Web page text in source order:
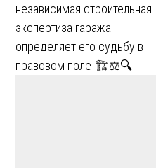
независимая строительная
экспертиза гаража
определяет его судьбу в
правовом поле 🏗️⚖️🔍